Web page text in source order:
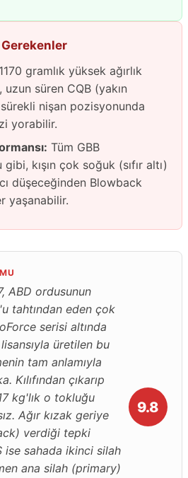
1170 gramlık yüksek ağırlık
süren CQB (yakın
nişan pozisyonunda
yorabilir.
Tüm GBB
kışın çok soğuk (sıfır altı)
düşeceğinden Blowback
yaşanabilir.
ABD ordusunun
tahtından eden çok
serisi altında
üretilen bu
tam anlamıyla
Kılıfından çıkarıp
kg'lık o tokluğu
Ağır kızak geriye
verdiği tepki
ise sahada ikinci silah
ana silah (primary)
9.8